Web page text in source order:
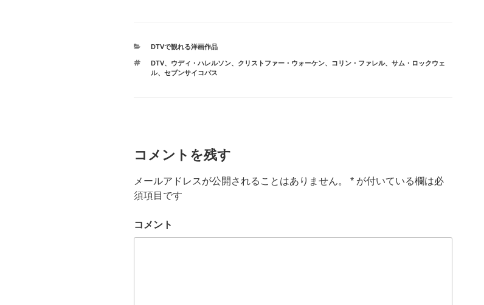
カ
ゴ
リ
DTVで観れる洋画作品
タ
グ
DTV、 ウディ・ハレルソン、 クリストファー・ウォーケン、 コリン・ファレル、 サム・ロックウェ
ル、 セブンサイコパス
コメントを残す
メールアドレスが公開されることはありません。 * が付いている欄は必
須項目です
コメント